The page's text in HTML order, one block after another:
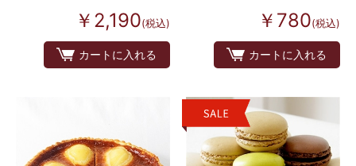
￥2,190(税込)
カートに入れる
￥780(税込)
カートに入れる